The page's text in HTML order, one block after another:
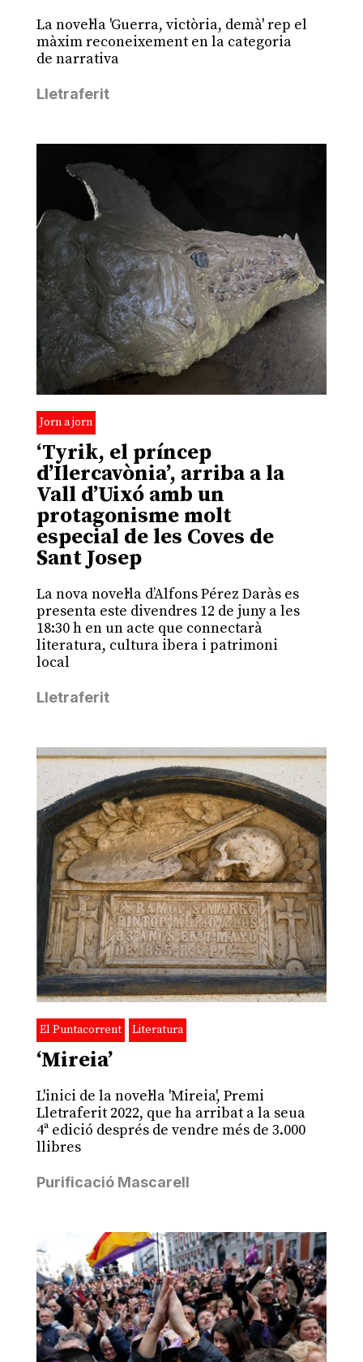
La novel·la 'Guerra, victòria, demà' rep el
màxim reconeixement en la categoria
de narrativa
Lletraferit
Jorn a jorn
‘Tyrik, el príncep
d’Ilercavònia’, arriba a la
Vall d’Uixó amb un
protagonisme molt
especial de les Coves de
Sant Josep
La nova novel·la d’Alfons Pérez Daràs es
presenta este divendres 12 de juny a les
18:30 h en un acte que connectarà
literatura, cultura ibera i patrimoni
local
Lletraferit
El Puntacorrent Literatura
‘Mireia’
L'inici de la novel·la 'Mireia', Premi
Lletraferit 2022, que ha arribat a la seua
4ª edició després de vendre més de 3.000
llibres
Purificació Mascarell